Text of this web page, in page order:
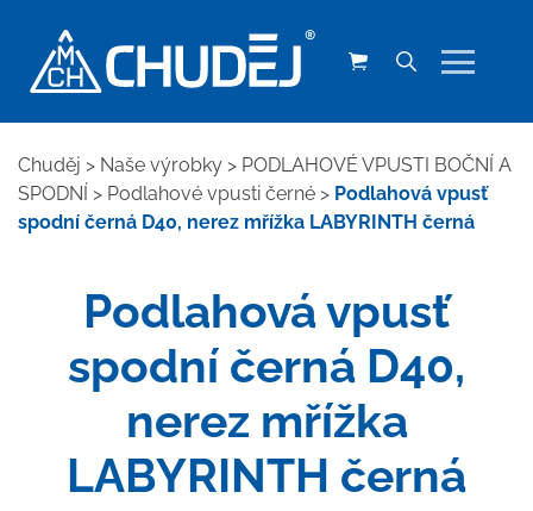
Chuděj > Naše výrobky > PODLAHOVÉ VPUSTI BOČNÍ A
SPODNÍ > Podlahové vpusti černé > Podlahová vpusť
spodní černá D40, nerez mřížka LABYRINTH černá
Podlahová vpusť
spodní černá D40,
nerez mřížka
LABYRINTH černá